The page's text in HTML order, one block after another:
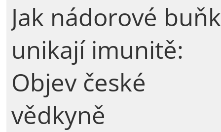
Jak nádorové
unikají imunitě:
Objev české
vědkyně